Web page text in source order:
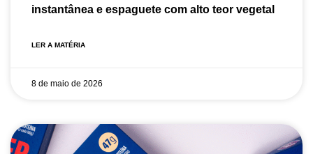
instantânea e espaguete com alto teor vegetal
LER A MATÉRIA
8 de maio de 2026